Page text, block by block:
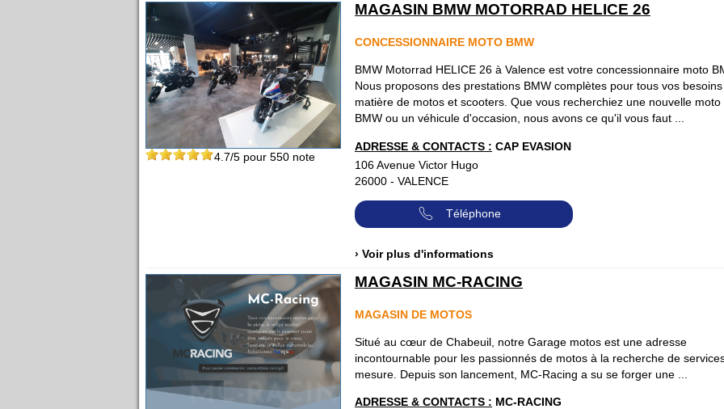
4.7/5 pour 550 note
MAGASIN BMW MOTORRAD HELICE 26
CONCESSIONNAIRE MOTO BMW
BMW Motorrad HELICE 26 à Valence est votre concessionnaire moto
Nous proposons des prestations BMW complètes pour tous vos besoins
matière de motos et scooters. Que vous recherchiez une nouvelle moto
BMW ou un véhicule d'occasion, nous avons ce qu'il vous faut ...
ADRESSE & CONTACTS : CAP EVASION
106 Avenue Victor Hugo
26000 - VALENCE
Téléphone
› Voir plus d'informations
MAGASIN MC-RACING
MAGASIN DE MOTOS
Situé au cœur de Chabeuil, notre Garage motos est une adresse
incontournable pour les passionnés de motos à la recherche de
mesure. Depuis son lancement, MC-Racing a su se forger une ...
ADRESSE & CONTACTS : MC-RACING